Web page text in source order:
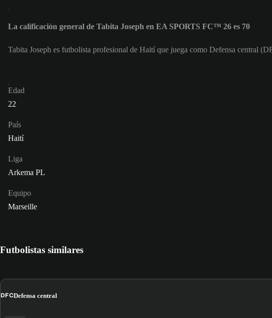
La calificación general de Tabita Joseph en EA SPORTS FC™ 26 es 70
Tabita Joseph es futbolista profesional de Haití que juega como Defensa central
Edad
22
País
Haití
Liga
Arkema PL
Equipo
Marseille
Futbolistas similares
DFCDefensa central